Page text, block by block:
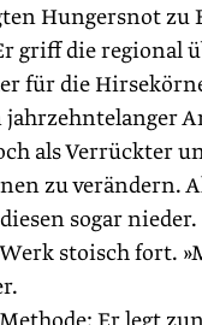
Hungersnot zu
griff die regional
für die
als Verrückter
zu ­verändern.
sogar
stoisch fort.